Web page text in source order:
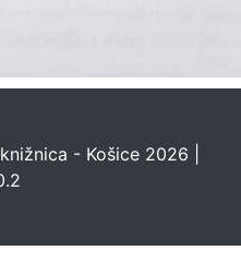
- Košice 2026 |